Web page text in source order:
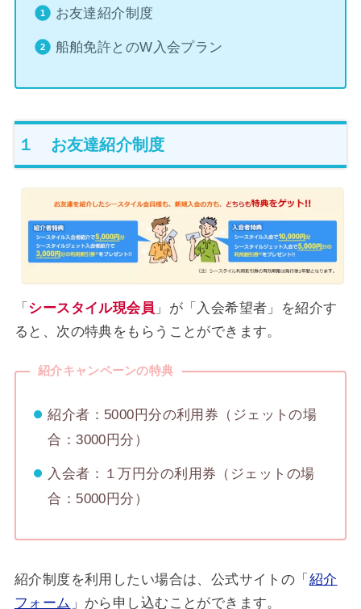
お友達紹介制度
船舶免許とのW入会プラン
１ お友達紹介制度
「 シースタイル現会員 」が「入会希望者」を紹介す
ると、次の特典をもらうことができます。
紹介キャンペーンの特典
紹介者：5000円分の利用券（ジェットの場
合：3000円分）
入会者：１万円分の利用券（ジェットの場
合：5000円分）
紹介制度を利用したい場合は、公式サイトの「 紹介
フォーム 」から申し込むことができます。